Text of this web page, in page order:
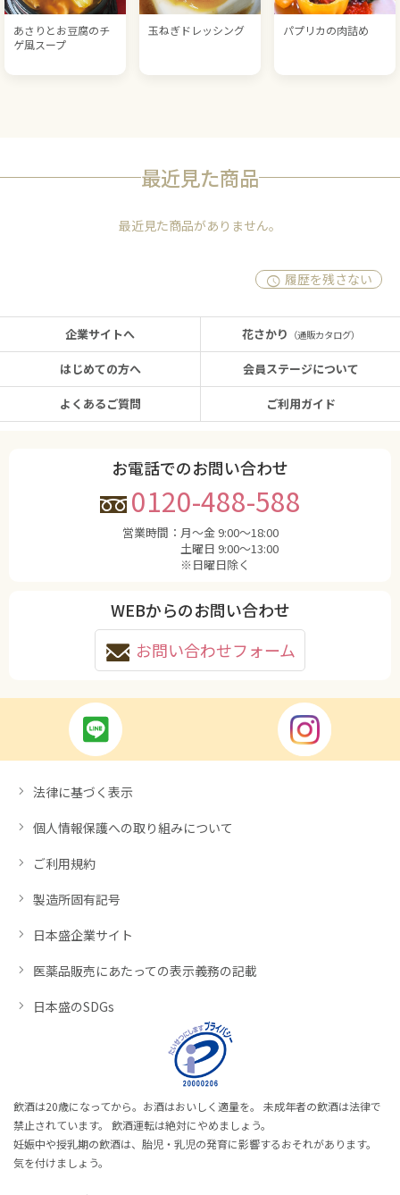
あさりとお豆腐のチ
ゲ風スープ
玉ねぎドレッシング パプリカの肉詰め
最近見た商品
最近見た商品がありません。
履歴を残さない
企業サイトへ
はじめての方へ
よくあるご質問
花さかり （通販カタログ）
会員ステージについて
ご利用ガイド
お電話でのお問い合わせ
0120-488-588
営業時間： 月〜金 9:00〜18:00
土曜日 9:00〜13:00
※日曜日除く
WEBからのお問い合わせ
お問い合わせフォーム
法律に基づく表示
個人情報保護への取り組みについて
ご利用規約
製造所固有記号
日本盛企業サイト
医薬品販売にあたっての表示義務の記載
日本盛のSDGs
飲酒は20歳になってから。お酒はおいしく適量を。 未成年者の飲酒は法律で
禁止されています。 飲酒運転は絶対にやめましょう。
妊娠中や授乳期の飲酒は、胎児・乳児の発育に影響するおそれがあります。
気を付けましょう。